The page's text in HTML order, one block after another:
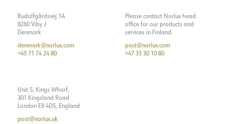
Rudolfgårdsvej 1A
8260 Viby J
Denmark
denmark@norlux.com
+45 71 74 24 80
Please contact Norlux head
office for our products and
services in Finland.
post@norlux.com
+47 33 30 10 80
Unit 5, Kings Wharf,
301 Kingsland Road
London E8 4DS, England
post@norlux.uk